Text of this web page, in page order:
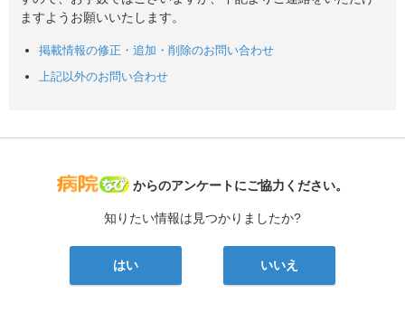
ますようお願いいたします。
掲載情報の修正・追加・削除のお問い合わせ
上記以外のお問い合わせ
病院なび
からのアンケートにご協力ください。
知りたい情報は見つかりましたか?
はい いいえ